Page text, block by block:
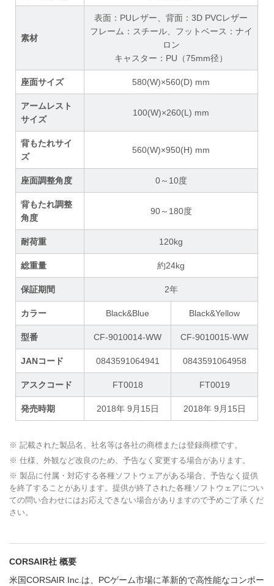
素材
表面：PUレザー、背面：3D PVCレザー
フレーム：スチール、フットベース：ナイ
ロン
キャスター：PU（75mm径）
座面サイズ 580(W)×560(D) mm
アームレスト
サイズ
100(W)×260(L) mm
背もたれサイ
ズ
560(W)×950(H) mm
座面調整角度 0～10度
背もたれ調整
角度
90～180度
耐荷重 120kg
総重量 約24kg
保証期間 2年
カラー Black&Blue Black&Yellow
型番 CF-9010014-WW CF-9010015-WW
JANコード 0843591064941 0843591064958
アスクコード FT0018 FT0019
発売時期 2018年 9月15日 2018年 9月15日
※ 記載された製品名、社名等は各社の商標または登録商標です。
※ 仕様、外観など改良のため、予告なく変更する場合があります。
※ 製品に付属・対応する各種ソフトウェアがある場合、予告なく提供
を終了することがあります。提供が終了された各種ソフトウェアについ
ての問い合わせにはお応えできない場合がありますので予めご了承くだ
さい。
CORSAIR社 概要
米国CORSAIR Inc.は、PCゲーム市場に革新的で高性能なコンポー